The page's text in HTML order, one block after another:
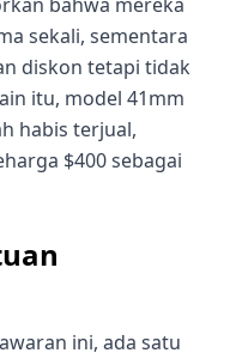
sekali, sementara
diskon tetapi tidak
itu, model 41mm
habis terjual,
$400 sebagai
ini, ada satu